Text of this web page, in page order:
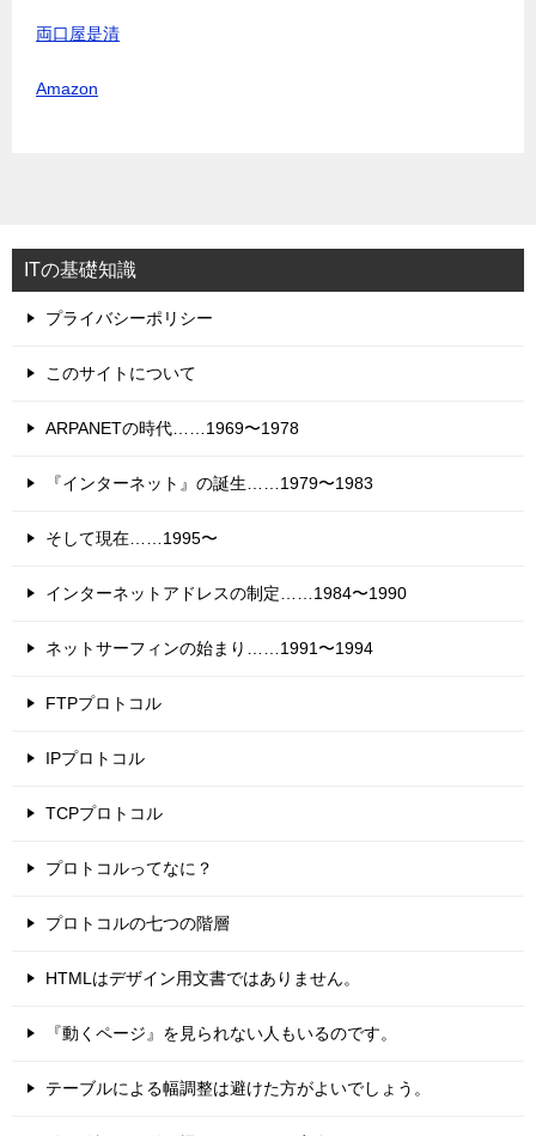
両口屋是清
Amazon
ITの基礎知識
プライバシーポリシー
このサイトについて
ARPANETの時代……1969〜1978
『インターネット』の誕生……1979〜1983
そして現在……1995〜
インターネットアドレスの制定……1984〜1990
ネットサーフィンの始まり……1991〜1994
FTPプロトコル
IPプロトコル
TCPプロトコル
プロトコルってなに？
プロトコルの七つの階層
HTMLはデザイン用文書ではありません。
『動くページ』を見られない人もいるのです。
テーブルによる幅調整は避けた方がよいでしょう。